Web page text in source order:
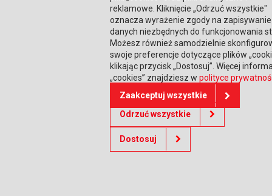
reklamowe. Kliknięcie „Odrzuć wszystkie"
oznacza wyrażenie zgody na
danych niezbędnych do funkcjonowania
Możesz również samodzielnie
swoje preferencje dotyczące plików
klikając przycisk „Dostosuj”. Więcej
„cookies” znajdziesz w polityce
Zaakceptuj wszystkie
Odrzuć wszystkie
Dostosuj